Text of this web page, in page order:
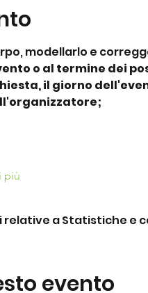
modellarlo e
o al termine dei
il giorno
più
a Statistiche e
evento